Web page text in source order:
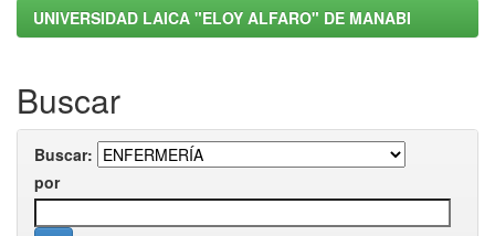
UNIVERSIDAD LAICA "ELOY ALFARO" DE MANABI
Buscar
Buscar:
por